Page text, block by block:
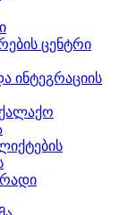
ცენტრი
ინტეგრაციის